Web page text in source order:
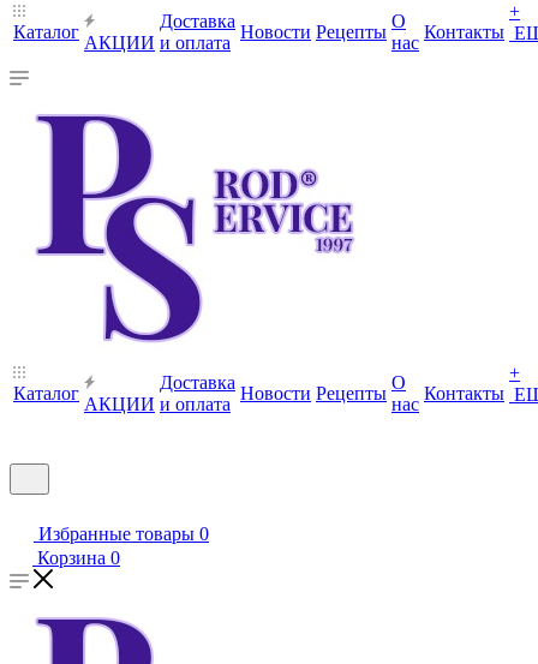
Каталог
АКЦИИ
Доставка
и оплата
Новости Рецепты
О
нас
Контакты
+
Каталог
АКЦИИ
Доставка
и оплата
Новости Рецепты
О
нас
Контакты
+
Избранные товары 0
Корзина 0